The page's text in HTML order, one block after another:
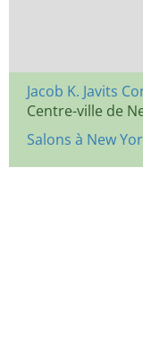
Jacob K. Javits
Centre-ville de
Salons à New